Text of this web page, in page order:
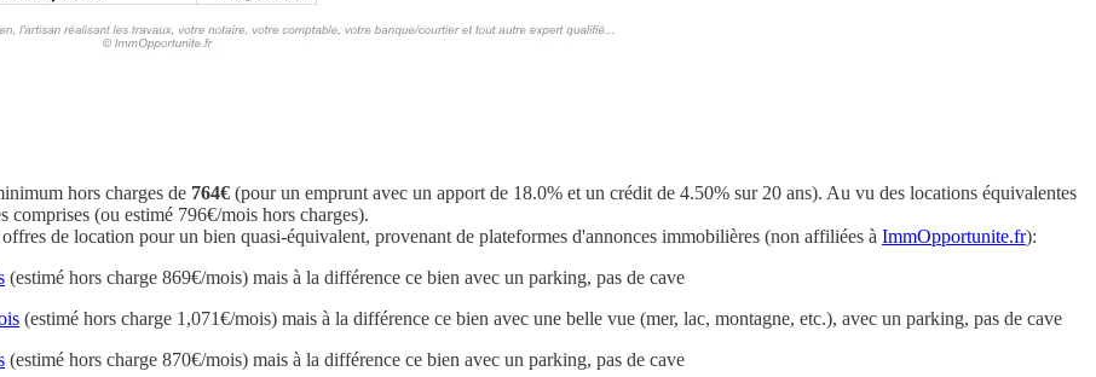
hors charges de 764€ (pour un emprunt avec un apport de 18.0% et un crédit de 4.50% sur 20 ans). Au vu des locations équivalentes
comprises (ou estimé 796€/mois hors charges).
de location pour un bien quasi-équivalent, provenant de plateformes d'annonces immobilières (non affiliées à ImmOpportunite.fr):
(estimé hors charge 869€/mois) mais à la différence ce bien avec un parking, pas de cave
(estimé hors charge 1,071€/mois) mais à la différence ce bien avec une belle vue (mer, lac, montagne, etc.), avec un parking, pas de cave
(estimé hors charge 870€/mois) mais à la différence ce bien avec un parking, pas de cave